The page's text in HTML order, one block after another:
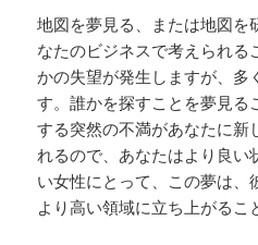
地図を夢見る、または地図を
なたのビジネスで考えられる
かの失望が発生しますが、多
す。誰かを探すことを夢見る
する突然の不満があなたに新
れるので、あなたはより良い
い女性にとって、この夢は、
より高い領域に立ち上がるこ